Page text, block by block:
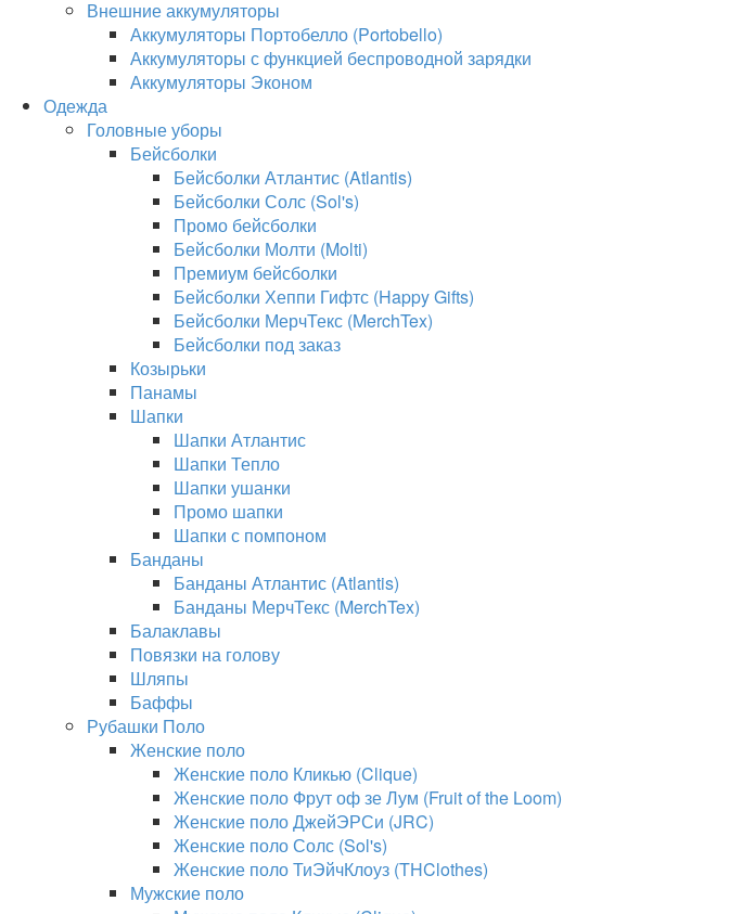
Внешние аккумуляторы
Аккумуляторы Портобелло (Portobello)
Аккумуляторы с функцией беспроводной зарядки
Аккумуляторы Эконом
Одежда
Головные уборы
Бейсболки
Бейсболки Атлантис (Atlantis)
Бейсболки Солс (Sol's)
Промо бейсболки
Бейсболки Молти (Molti)
Премиум бейсболки
Бейсболки Хеппи Гифтс (Happy Gifts)
Бейсболки МерчТекс (MerchTex)
Бейсболки под заказ
Козырьки
Панамы
Шапки
Шапки Атлантис
Шапки Тепло
Шапки ушанки
Промо шапки
Шапки с помпоном
Банданы
Банданы Атлантис (Atlantis)
Банданы МерчТекс (MerchTex)
Балаклавы
Повязки на голову
Шляпы
Баффы
Рубашки Поло
Женские поло
Женские поло Кликью (Clique)
Женские поло Фрут оф зе Лум (Fruit of the Loom)
Женские поло ДжейЭРСи (JRC)
Женские поло Солс (Sol's)
Женские поло ТиЭйчКлоуз (THClothes)
Мужские поло